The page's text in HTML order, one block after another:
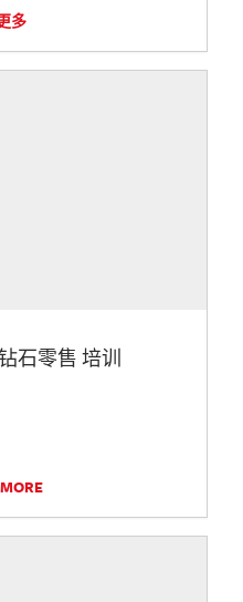
多
石零售 培训